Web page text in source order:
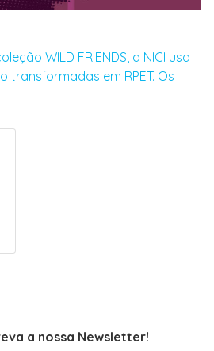
WILD FRIENDS, a NICI usa
em RPET. Os
a nossa Newsletter!